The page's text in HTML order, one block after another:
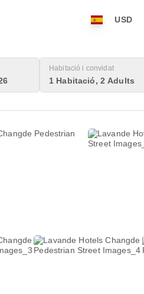
USD
Habitació i convidat
1 Habitació, 2 Adults